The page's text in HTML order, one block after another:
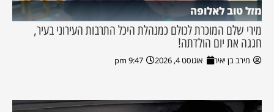
מזל טוב לאלופה
מירי שלם המוכרת לכולם כמנהלת היכל התרבות העירוני בעיר,
חגגה את יום הולדתה!
מירב בן יאיר אוגוסט 4, 2026 9:47 pm